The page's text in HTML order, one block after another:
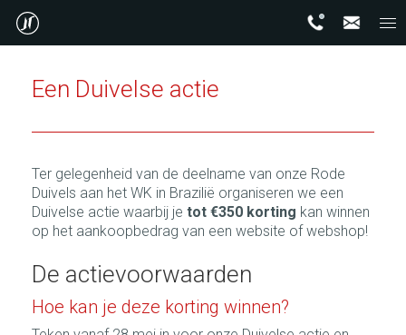
Een Duivelse actie
Ter gelegenheid van de deelname van onze Rode
Duivels aan het WK in Brazilië organiseren we een
Duivelse actie waarbij je tot €350 korting kan winnen
op het aankoopbedrag van een website of webshop!
De actievoorwaarden
Hoe kan je deze korting winnen?